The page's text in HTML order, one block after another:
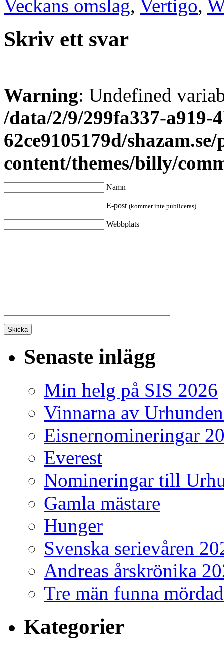
Veckans omslag, Vertigo,
Skriv ett svar
Warning: Undefined
/data/2/9/299fa337-a919-
62ce9105179d/
content/themes/billy/
Namn
E-post (kommer inte publiceras)
Webbplats
Senaste inlägg
Min helg på SIS 2026
Vinnarna av
Eisnernomineringar
Everest
Nomineringar till
Gamla mästare
Hunger
Svenska serievåren
Andreas årskrönika
Tre män funna
Kategorier